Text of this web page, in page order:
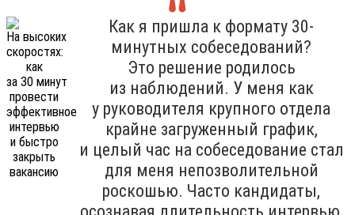
Как я пришла к формату 30-
минутных собеседований?
Это решение родилось
из наблюдений. У меня как
у руководителя крупного отдела
крайне загруженный график,
и целый час на собеседование стал
для меня непозволительной
роскошью. Часто кандидаты,